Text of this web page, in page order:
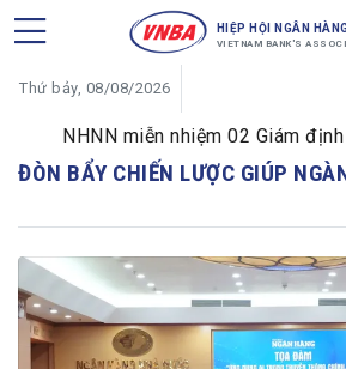
HIỆP HỘI NGÂN
VIETNAM BANK'S
Thứ bảy, 08/08/2026
NHNN miễn nhiệm 02 Giám
ĐÒN BẨY CHIẾN LƯỢC GIÚP